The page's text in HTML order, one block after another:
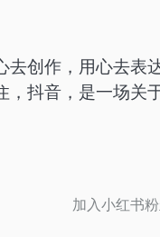
创作，用心去表
抖音，是一场关于
加入小红书